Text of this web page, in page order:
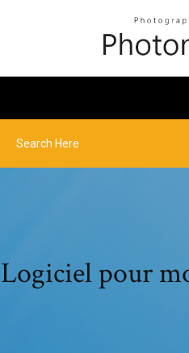
Logiciel pour